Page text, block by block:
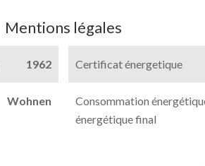
Mentions légales
1962 Certificat énergetique
Wohnen
Consommation
énergétique final